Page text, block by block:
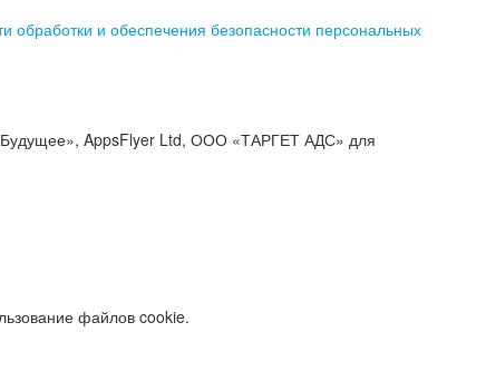
обработки и обеспечения безопасности персональных
AppsFlyer Ltd, ООО «ТАРГЕТ АДС» для
файлов cookie.